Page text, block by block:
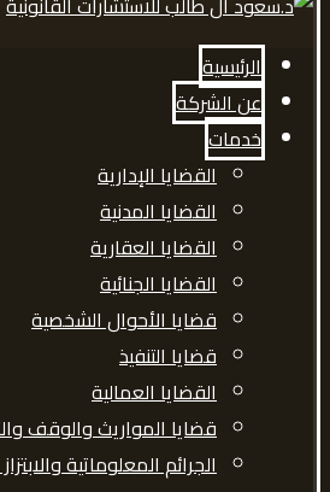
الرئيسية
عن الشركة
خدمات
القضايا الإدارية
القضايا المدنية
القضايا العقارية
القضايا الجنائية
قضايا الأحوال الشخصية
قضايا التنفيذ
القضايا العمالية
قضايا المواريث والوقف
الجرائم المعلوماتية